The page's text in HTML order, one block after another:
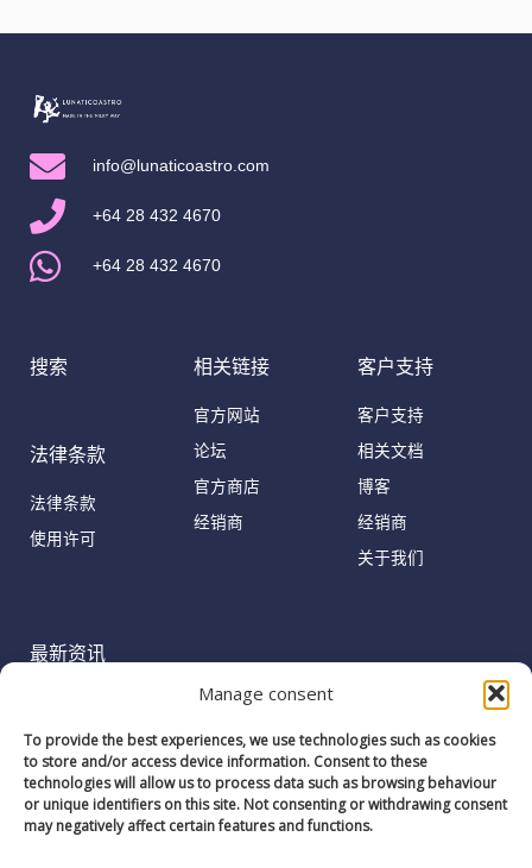
Manage consent
To provide the best experiences, we use technologies such as cookies
to store and/or access device information. Consent to these
technologies will allow us to process data such as browsing behaviour
or unique identifiers on this site. Not consenting or withdrawing consent
may negatively affect certain features and functions.
info@lunaticoastro.com
+64 28 432 4670
+64 28 432 4670
搜索
法律条款
法律条款
使用许可
相关链接
官方网站
论坛
官方商店
经销商
客户支持
客户支持
相关文档
博客
经销商
关于我们
最新资讯
邮
箱